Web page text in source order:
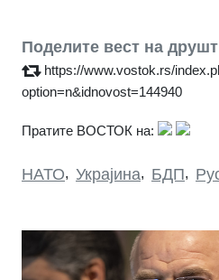
Поделите вест на
https://www.vostok.rs/
option=n&idnovost=144940
Пратите ВОСТОК на:
НАТО, Украјина, БДП,